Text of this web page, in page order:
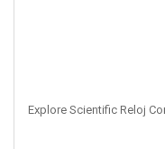
Explore Scientific Reloj